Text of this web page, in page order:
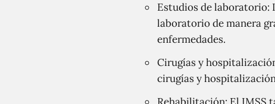
Estudios de laboratorio:
laboratorio de manera
enfermedades.
Cirugías y
cirugías y